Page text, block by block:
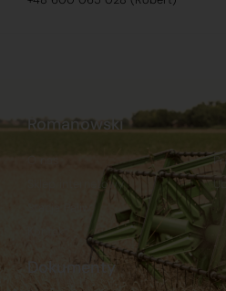
Dokumenty
Romanowski
Sklep internetowy